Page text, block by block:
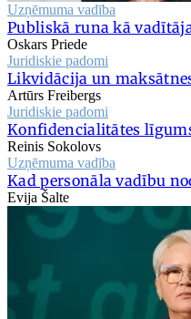
Uzņēmuma vadība
Publiskā runa kā
Oskars Priede
Juridiskie padomi
Likvidācija un
Artūrs Freibergs
Juridiskie padomi
Konfidencialitātes
Reinis Sokolovs
Uzņēmuma vadība
Kad personāla vadību
Evija Šalte